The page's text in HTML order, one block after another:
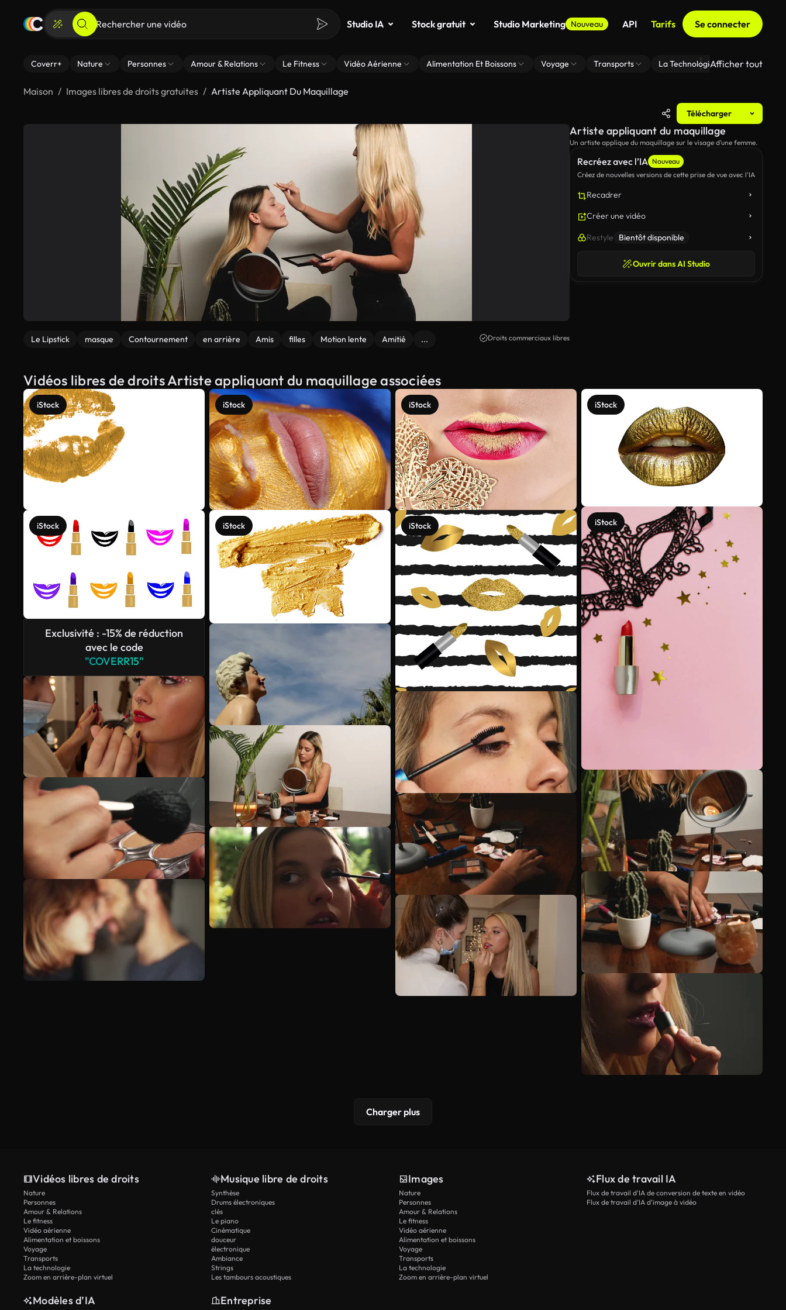
Studio IA Stock gratuit Studio Marketing Nouveau API Tarifs Se connecter
Coverr+ Nature Personnes Amour & Relations Le Fitness Vidéo Aérienne Alimentation Et Boissons Voyage Transports La Technologie Zoom En
Afficher tout
Maison Images libres de droits gratuites Artiste Appliquant Du Maquillage
Télécharger
Le Lipstick masque Contournement en arrière Amis filles Motion lente Amitié ... Droits commerciaux libres
Recréez avec l’IA Nouveau
Créez de nouvelles versions de cette prise de vue avec l’IA
Recadrer
Créer une vidéo
Restyle Bientôt disponible
Ouvrir dans AI Studio
Artiste appliquant du maquillage
Un artiste applique du maquillage sur le visage d’une femme.
Vidéos libres de droits Artiste appliquant du maquillage associées
iStock
iStock
Exclusivité : -15% de réduction
avec le code
"COVERR15"
iStock
iStock
iStock
iStock
iStock
iStock
Voir plus
Charger plus
Vidéos libres de droits
Nature
Personnes
Amour & Relations
Le fitness
Vidéo aérienne
Alimentation et boissons
Voyage
Transports
La technologie
Zoom en arrière-plan virtuel
Musique libre de droits
Synthèse
Drums électroniques
clés
Le piano
Cinématique
douceur
électronique
Ambiance
Strings
Les tambours acoustiques
Images
Nature
Personnes
Amour & Relations
Le fitness
Vidéo aérienne
Alimentation et boissons
Voyage
Transports
La technologie
Zoom en arrière-plan virtuel
Flux de travail IA
Flux de travail d’IA de conversion de texte en vidéo
Flux de travail d’IA d’image à vidéo
Modèles d’IA Entreprise